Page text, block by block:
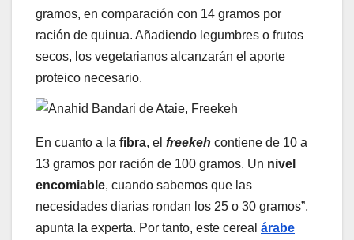
gramos, en comparación con 14 gramos por
ración de quinua. Añadiendo legumbres o frutos
secos, los vegetarianos alcanzarán el aporte
proteico necesario.
En cuanto a la fibra, el freekeh contiene de 10 a
13 gramos por ración de 100 gramos. Un nivel
encomiable, cuando sabemos que las
necesidades diarias rondan los 25 o 30 gramos”,
apunta la experta. Por tanto, este cereal árabe